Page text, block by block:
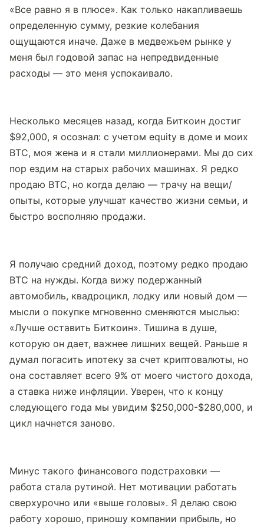
«Все равно я в плюсе». Как только накапливаешь
определенную сумму, резкие колебания
ощущаются иначе. Даже в медвежьем рынке у
меня был годовой запас на непредвиденные
расходы — это меня успокаивало.
Несколько месяцев назад, когда Биткоин достиг
$92,000, я осознал: с учетом equity в доме и моих
BTC, моя жена и я стали миллионерами. Мы до сих
пор ездим на старых рабочих машинах. Я редко
продаю BTC, но когда делаю — трачу на вещи/
опыты, которые улучшат качество жизни семьи, и
быстро восполняю продажи.
Я получаю средний доход, поэтому редко продаю
BTC на нужды. Когда вижу подержанный
автомобиль, квадроцикл, лодку или новый дом —
мысли о покупке мгновенно сменяются мыслью:
«Лучше оставить Биткоин». Тишина в душе,
которую он дает, важнее лишних вещей. Раньше я
думал погасить ипотеку за счет криптовалюты, но
она составляет всего 9% от моего чистого дохода,
а ставка ниже инфляции. Уверен, что к концу
следующего года мы увидим $250,000-$280,000, и
цикл начнется заново.
Минус такого финансового подстраховки —
работа стала рутиной. Нет мотивации работать
сверхурочно или «выше головы». Я делаю свою
работу хорошо, приношу компании прибыль, но